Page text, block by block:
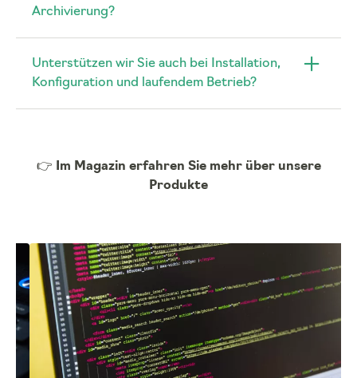
Archivierung?
Unterstützen wir Sie auch bei Installation,
Konfiguration und laufendem Betrieb?
👉 Im Magazin erfahren Sie mehr über unsere
Produkte